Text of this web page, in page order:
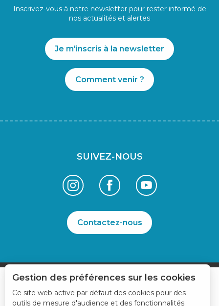
Inscrivez-vous à notre newsletter pour rester informé de
nos actualités et alertes
Je m'inscris à la newsletter
Comment venir ?
SUIVEZ-NOUS
Contactez-nous
Gestion des préférences sur les cookies
Ce site web active par défaut des cookies pour des
outils de mesure d'audience et des fonctionnalités